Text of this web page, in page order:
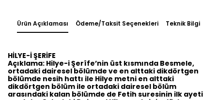
Ürün Açıklaması Ödeme/Taksit Seçenekleri Teknik Bilgi
HİLYE-İ ŞERİFE
Açıklama: Hilye-i Şerîfe’nin üst kısmında Besmele,
ortadaki dairesel bölümde ve en alttaki dikdörtgen
bölümde nesih hattı ile Hilye metni en alttaki
dikdörtgen bölüm ile ortadaki dairesel bölüm
arasındaki kalan bölümde de Fetih suresinin ilk ayeti